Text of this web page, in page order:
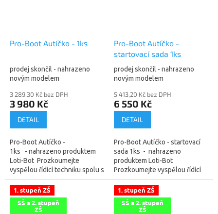
Pro-Boot Autíčko - 1ks
prodej skončil - nahrazeno
novým modelem
3 289,30 Kč bez DPH
3 980 Kč
DETAIL
Pro-Boot Autíčko -
1ks - nahrazeno produktem
Loti-Bot Prozkoumejte
vyspělou řídící techniku spolu s
programovací obrazovkou na
Pro-Bot autíčku! Po...
Pro-Boot Autíčko -
startovací sada 1ks
prodej skončil - nahrazeno
novým modelem
5 413,20 Kč bez DPH
6 550 Kč
DETAIL
Pro-Boot Autíčko - startovací
sada 1ks - nahrazeno
produktem Loti-Bot
Prozkoumejte vyspělou řídící
techniku spolu s programovací
obrazovkou na Pro-Bot...
1. stupeň ZŠ
SŠ a 2. stupeň
ZŠ
1. stupeň ZŠ
SŠ a 2. stupeň
ZŠ